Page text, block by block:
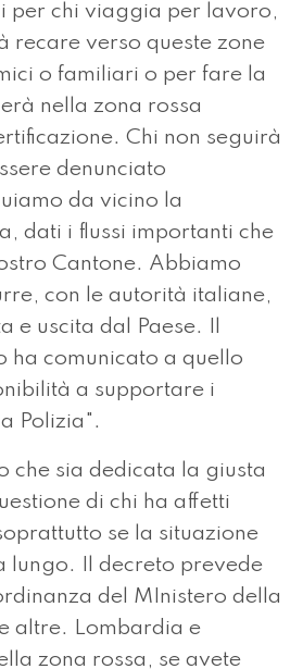
per chi viaggia per lavoro,
recare verso queste zone
o familiari o per fare la
nella zona rossa
Chi non seguirà
denunciato
da vicino la
dati i flussi importanti che
Cantone. Abbiamo
con le autorità italiane,
e uscita dal Paese. Il
ha comunicato a quello
a supportare i
Polizia".
che sia dedicata la giusta
di chi ha affetti
se la situazione
lungo. Il decreto prevede
del MInistero della
altre. Lombardia e
zona rossa, se avete